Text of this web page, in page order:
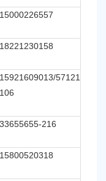
15000226557
18221230158
15921609013/57121
106
33655655-216
15800520318